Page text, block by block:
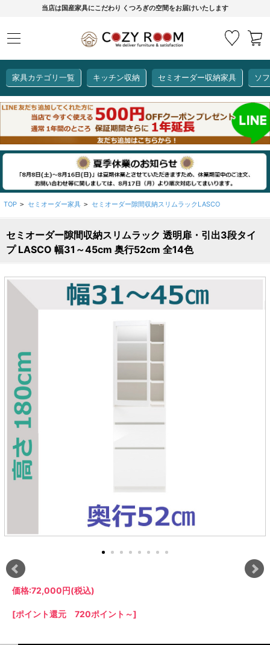
当店は国産家具にこだわり くつろぎの空間をお届けいたします
家具カテゴリ一覧 キッチン収納 セミオーダー収納家具 ソ
キッチン収納
全て見る
特徴で選ぶ
生活感を隠せるレンジ台
大型レンジ収納可能
サイズで選ぶ
幅60cm
ロータイプレンジ台
キッチンボード（食器棚・カップボード）
食器棚
キッチンカウンター
特徴で選ぶ
対面キッチンカウンター
ダストボックス収納可能
スライド棚付き
【FLEXY】組み合わせ自由なセミオ
【LASCO】引戸式カウンター下ラッ
【LASCO】扉式カウンター下ラック
隙間を無駄なく活用スリムキッチンラック
【Pots】鍋・フライパン収納
【LASCO】ハイタイプ
【LASCO】地震対策・上置きラック
キッチンの便利アイテム 万が一の地震対策に
セミオーダー収納家具
全て見る
【GRANNER2】テレビ台・リビング
収納
【FLEXY】3方向オーダー家具
【VALO】ダイニングテーブル
【SUNNY】サニタリー収納
【Pittaly】耐震上置きラック
【Idea】デスク
ボックス
【Wickei】チェスト
ソファー
全て見る
1人掛けソファー
2人掛けソファー
2.5人掛けソファー
ー
合皮ソファー
ファブリックソファー
本革ソファー
オットマン
シリーズで選ぶ
【Nike】カウチソファー
【SUOLA】カウチソファー
【Curt】ウッドフレームソファー
【CLOSTER】シェーズロング＆カウ
チソファー
【Cruse】ウッドフレームソファー
【Gainer】ウッドフレームソファー
リビング家具
全て見る
チェスト
ラック・シェルフ
アコーディオンドア
デスク・デスクワゴン
タワー tower（山崎実
クリーナースタンド
引き戸式カウンター下
ラック
ローボード
ハイタイプ
壁面タイプ
釣竿・釣り具収納
キャンプギア収納
ダイニングセット
全て見る
チェア
こたつテーブル
こたつ布団
カーインテリア
全て見る
【標準幅】リアシートテーブル
【ワイド幅】リアシートテーブル
【標準幅用】テレビスタンド
COZY ROOMオリジナル
全て見る
ここでしか買えない！COZY ROOMオリジナル家具
生活感を隠してスッキリ収納
レンジ台【CUBO】
狭いキッチンのお悩み解決
【COOKING ASSISTANT】
かさばる調理器具の宿屋
ディスプレイ鍋収納【Pots】
究極の自分空間
個室型デスク【COZYROOM】
TOP > セミオーダー家具 > セミオーダー隙間収納スリムラックLASCO
セミオーダー隙間収納スリムラック 透明扉・引出3段タイ
プ LASCO 幅31～45cm 奥行52cm 全14色
価格:72,000円(税込)
[ポイント還元 720ポイント～]